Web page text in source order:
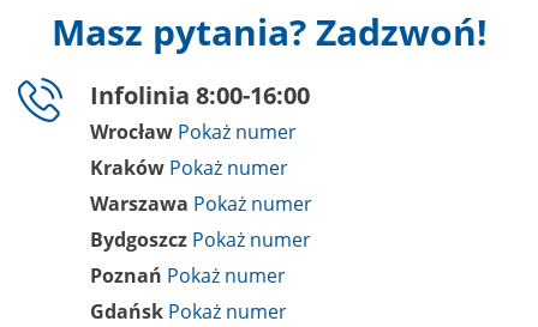
Masz pytania? Zadzwoń!
Infolinia 8:00-16:00
Wrocław
Kraków
Warszawa
Bydgoszcz
Poznań
Gdańsk